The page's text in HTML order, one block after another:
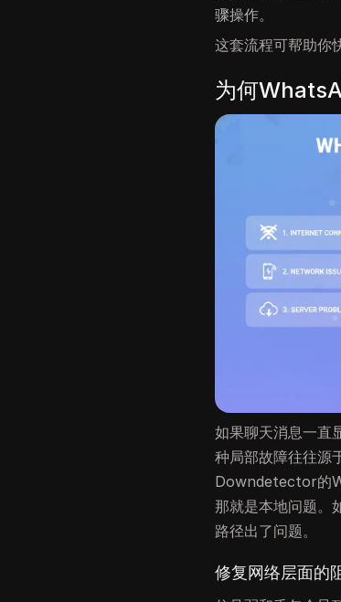
骤操作。
这套流程可帮助你
为何
如果聊天消息一直
种局部故障往往源
Downdetector的
那就是本地问题。
路径出了问题。
修复网络层面的